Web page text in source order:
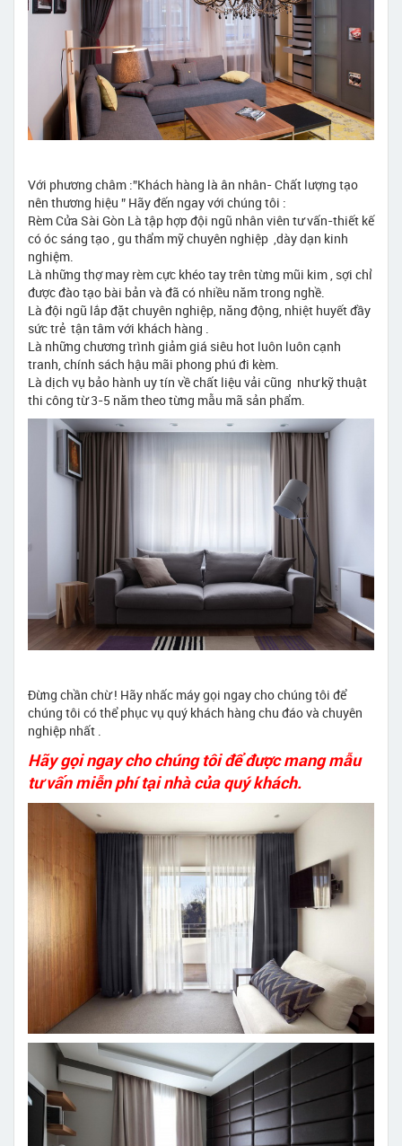
Với phương châm :”Khách hàng là ân nhân- Chất lượng tạo
nên thương hiệu ” Hãy đến ngay với chúng tôi :
Rèm Cửa Sài Gòn Là tập hợp đội ngũ nhân viên tư vấn-thiết kế
có óc sáng tạo , gu thẩm mỹ chuyên nghiệp ,dày dạn kinh
nghiệm.
Là những thợ may rèm cực khéo tay trên từng mũi kim , sợi chỉ
được đào tạo bài bản và đã có nhiều năm trong nghề.
Là đội ngũ lắp đặt chuyên nghiệp, năng động, nhiệt huyết đầy
sức trẻ tận tâm với khách hàng .
Là những chương trình giảm giá siêu hot luôn luôn cạnh
tranh, chính sách hậu mãi phong phú đi kèm.
Là dịch vụ bảo hành uy tín về chất liệu vải cũng như kỹ thuật
thi công từ 3-5 năm theo từng mẫu mã sản phẩm.
Đừng chần chừ ! Hãy nhấc máy gọi ngay cho chúng tôi để
chúng tôi có thể phục vụ quý khách hàng chu đáo và chuyên
nghiệp nhất .
Hãy gọi ngay cho chúng tôi để được mang mẫu
tư vấn miễn phí tại nhà của quý khách.